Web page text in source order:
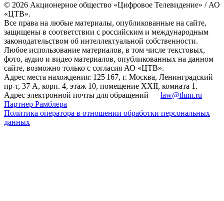
© 2026 Акционерное общество «Цифровое Телевидение» / АО
«ЦТВ».
Все права на любые материалы, опубликованные на сайте,
защищены в соответствии с российским и международным
законодательством об интеллектуальной собственности.
Любое использование материалов, в том числе текстовых,
фото, аудио и видео материалов, опубликованных на данном
сайте, возможно только с согласия АО «ЦТВ».
Адрес места нахождения: 125 167, г. Москва, Ленинградский
пр-т, 37 А, корп. 4, этаж 10, помещение XXII, комната 1.
Адрес электронной почты для обращений — law@tlum.ru
Партнер Рамблера
Политика оператора в отношении обработки персональных
данных